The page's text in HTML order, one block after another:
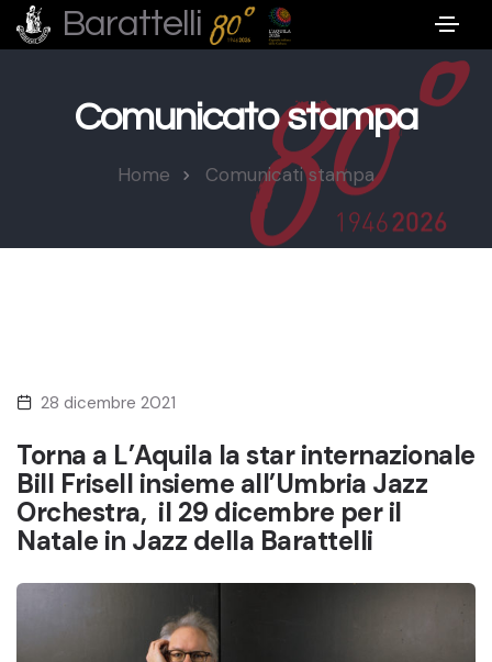
Barattelli
Comunicato stampa
Home Comunicati stampa
28 dicembre 2021
Torna a L’Aquila la star internazionale
Bill Frisell insieme all’Umbria Jazz
Orchestra, il 29 dicembre per il
Natale in Jazz della Barattelli